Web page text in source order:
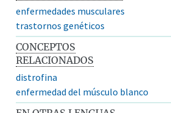
enfermedades musculares
trastornos genéticos
CONCEPTOS
RELACIONADOS
distrofina
enfermedad del músculo blanco